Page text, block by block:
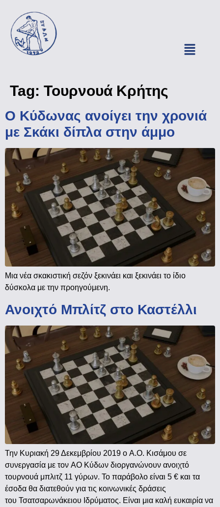
Tag: Τουρνουά Κρήτης
Ο Κύδωνας ανοίγει την χρονιά
με Σκάκι δίπλα στην άμμο
Μια νέα σκακιστική σεζόν ξεκινάει και ξεκινάει το ίδιο
δύσκολα με την προηγούμενη.
Ανοιχτό Μπλίτζ στο Καστέλλι
Την Κυριακή 29 Δεκεμβρίου 2019 ο Α.Ο. Κισάμου σε
συνεργασία με τον ΑΟ Κύδων διοργανώνουν ανοιχτό
τουρνουά μπλιτζ 11 γύρων. Το παράβολο είναι 5 € και τα
έσοδα θα διατεθούν για τις κοινωνικές δράσεις
του Τσατσαρωνάκειου Ιδρύματος. Είναι μια καλή ευκαιρία να